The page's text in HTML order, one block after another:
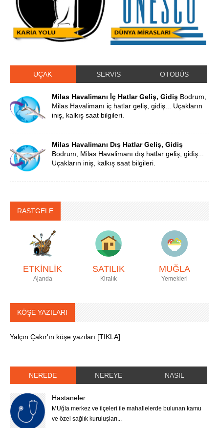
UÇAK SERVİS OTOBÜS
Milas Havalimanı İç Hatlar Geliş, Gidiş Bodrum,
Milas Havalimanı iç hatlar geliş, gidiş... Uçakların
iniş, kalkış saat bilgileri.
Milas Havalimanı Dış Hatlar Geliş, Gidiş
Bodrum, Milas Havalimanı dış hatlar geliş, gidiş...
Uçakların iniş, kalkış saat bilgileri.
RASTGELE
ETKİNLİK
Ajanda
SATILIK
Kiralık
MUĞLA
Yemekleri
KÖŞE YAZILARI
Yalçın Çakır'ın köşe yazıları [TIKLA]
NEREDE NEREYE NASIL
Hastaneler
MUğla merkez ve ilçeleri ile mahallelerde bulunan kamu
ve özel sağlık kuruluşları...